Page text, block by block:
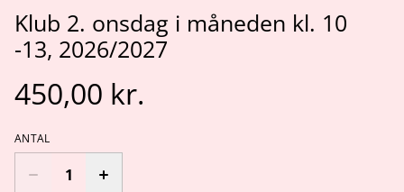
Klub 2. onsdag i måneden kl. 10
-13, 2026/2027
450,00 kr.
ANTAL